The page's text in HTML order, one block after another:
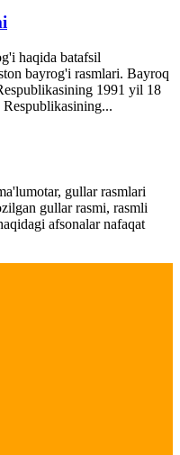
haqida batafsil
bayrog'i rasmlari. Bayroq
1991 yil 18
gullar rasmlari
gullar rasmi, rasmli
afsonalar nafaqat